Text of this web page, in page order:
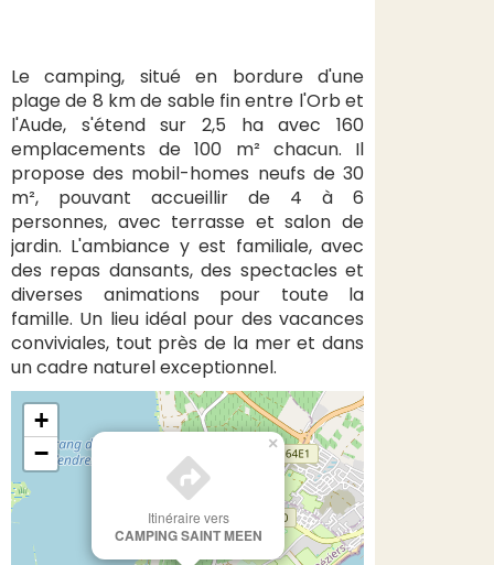
Le camping, situé en bordure d'une
plage de 8 km de sable fin entre l'Orb et
l'Aude, s'étend sur 2,5 ha avec 160
emplacements de 100 m² chacun. Il
propose des mobil-homes neufs de 30
m², pouvant accueillir de 4 à 6
personnes, avec terrasse et salon de
jardin. L'ambiance y est familiale, avec
des repas dansants, des spectacles et
diverses animations pour toute la
famille. Un lieu idéal pour des vacances
conviviales, tout près de la mer et dans
un cadre naturel exceptionnel.
Itinéraire vers
CAMPING SAINT MEEN
×
+
−